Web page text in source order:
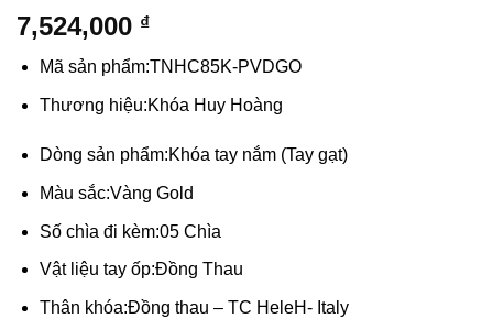
7,524,000 ₫
Mã sản phẩm:TNHC85K-PVDGO
Thương hiệu:Khóa Huy Hoàng
Dòng sản phẩm:Khóa tay nắm (Tay gạt)
Màu sắc:Vàng Gold
Số chìa đi kèm:05 Chìa
Vật liệu tay ốp:Đồng Thau
Thân khóa:Đồng thau – TC HeleH- Italy